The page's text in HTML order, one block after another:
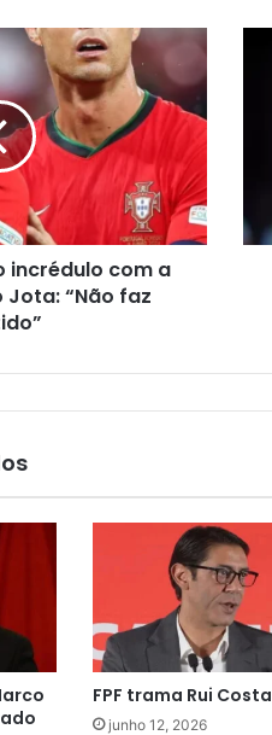
incrédulo com a
“Não faz
FPF trama Rui Costa
junho 12, 2026